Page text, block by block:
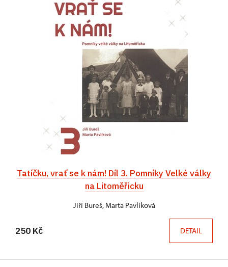
Tatíčku, vrať se k nám! Díl 3. Pomníky Velké války
na Litoměřicku
Jiří Bureš, Marta Pavlíková
250 Kč DETAIL